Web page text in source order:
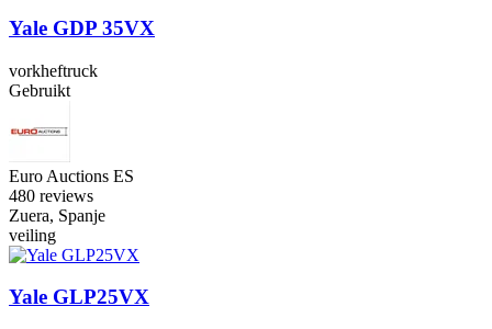
Yale GDP 35VX
vorkheftruck
Gebruikt
Euro Auctions ES
480 reviews
Zuera, Spanje
veiling
Yale GLP25VX